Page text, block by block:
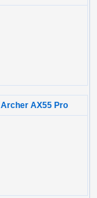
AX55 Pro